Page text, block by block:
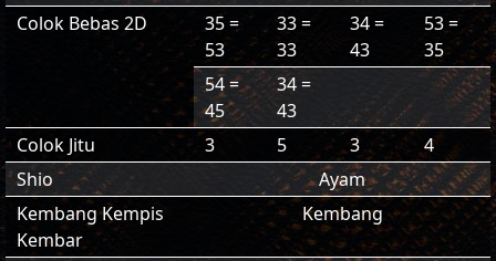
Colok Bebas 2D
35 =
53
33 =
33
34 =
43
53 =
35
54 =
45
34 =
43
Colok Jitu
3 5 3
4
Shio
Ayam
Kembang Kempis
Kembar
Kembang